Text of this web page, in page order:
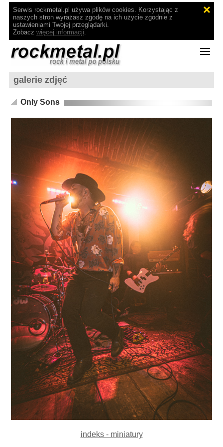
Serwis rockmetal.pl używa plików cookies. Korzystając z
naszych stron wyrażasz zgodę na ich użycie zgodnie z
ustawieniami Twojej przeglądarki.
Zobacz więcej informacji.
galerie zdjęć
Only Sons
indeks - miniatury